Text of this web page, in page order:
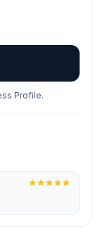
Profile.